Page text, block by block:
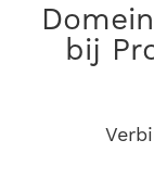
Domeinmanager mobiliteit
bij